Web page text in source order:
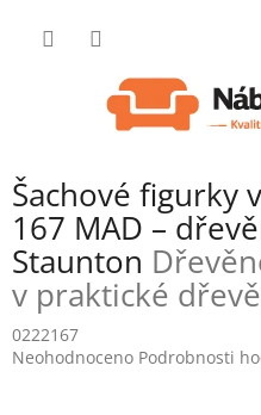
Šachové figurky
167 MAD –
Staunton
v praktické
0222167
Průměrné
Neohodnoceno Podrobnosti